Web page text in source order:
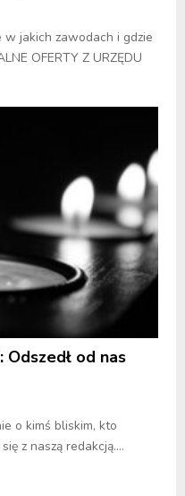
jakich zawodach i gdzie
OFERTY Z URZĘDU
Odszedł od nas
o kimś bliskim, kto
z naszą redakcją....